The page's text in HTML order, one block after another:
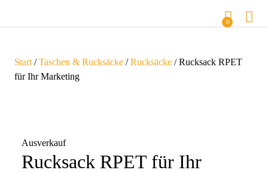
0
Start /Taschen & Rucksäcke /Rucksäcke / Rucksack RPET
für Ihr Marketing
Ausverkauf
Rucksack RPET für Ihr